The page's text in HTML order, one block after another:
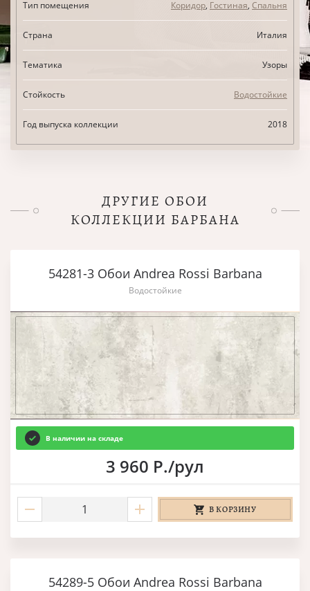
Тип помещения Коридор, Гостиная, Спальня
Страна Италия
Тематика Узоры
Стойкость Водостойкие
Год выпуска коллекции 2018
ДРУГИЕ ОБОИ
КОЛЛЕКЦИИ БАРБАНА
54281-3 Обои Andrea Rossi Barbana
Водостойкие
В наличии на складе
3 960 Р./рул
В КОРЗИНУ
54289-5 Обои Andrea Rossi Barbana